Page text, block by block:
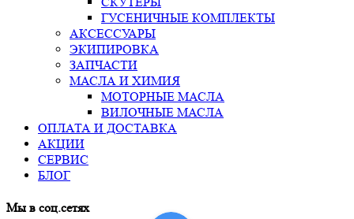
ГУСЕНИЧНЫЕ КОМПЛЕКТЫ
АКСЕССУАРЫ
ЭКИПИРОВКА
ЗАПЧАСТИ
МАСЛА И ХИМИЯ
МОТОРНЫЕ МАСЛА
ВИЛОЧНЫЕ МАСЛА
ОПЛАТА И ДОСТАВКА
АКЦИИ
СЕРВИС
БЛОГ
Мы в соц.сетях